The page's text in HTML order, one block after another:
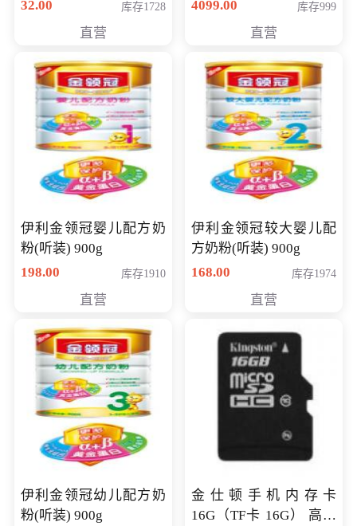
32.00
库存1728
直营
4099.00 库存999
直营
伊利金领冠婴儿配方奶
粉(听装) 900g
198.00
库存1910
直营
伊利金领冠较大婴儿配
方奶粉(听装) 900g
168.00
库存1974
直营
伊利金领冠幼儿配方奶
粉(听装) 900g
金仕顿手机内存卡
16G（TF卡 16G） 高速